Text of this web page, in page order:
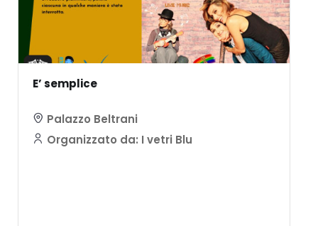
E’ semplice
Palazzo Beltrani
Organizzato da: I vetri Blu